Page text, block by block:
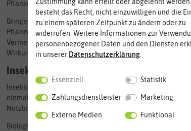
Pflanzen.
Bringen Sie die Insektizide beim richtigen Wetter aus.
Pflanzenschutzmittel nicht in der prallen Mittagssonne
Vermeiden Sie auch den Einsatz bei Regen und starkem
Wirkung zeigt.
Insektizide – chemisch oder biologisch?
Insektizide werden in chemische und biologische Mittel
einmal bekämpfen können. Allerdings wird die Umwelt
Nützling und Schädling.
Biologische Insektizide sind frei von chemischen und
Zustimmung kann erteilt oder abgelehnt
besteht das Recht, nicht einzuwilligen und die
zu einem späteren Zeitpunkt zu ändern oder zu
widerrufen. Weitere Informationen zur
personenbezogener Daten und den Diensten
in unserer Daten­schutz­erklärung.
Essenziell Statistik
Zahlungsdienstleister Marketing
Externe Medien Funktional